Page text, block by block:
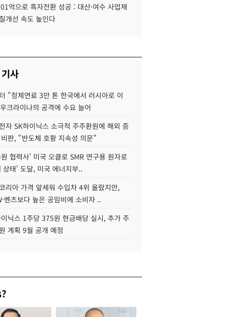
억으로 흑자전환 성공 : 대산·여수 사업재
개선 속도 높인다
사
"정제연료 3만 톤 한국에서 러시아로 이
크라이나의 공격에 수요 늘어
자 SK하이닉스 소극적 주주환원에 해외 증
판, "반도체 호황 지속성 의문"
협력사' 미국 오클로 SMR 연구용 원자로
상태' 도달, 미국 에너지부..
리아 가격 앞세워 수입차 4위 올랐지만,
벤츠보다 높은 공임비에 소비자 ..
닉스 1주당 375원 현금배당 실시, 추가 주
계획 9월 공개 예정